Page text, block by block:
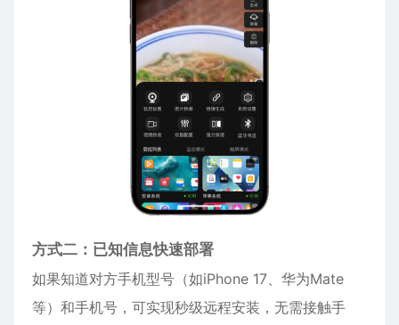
方式二：已知信息快速部署
如果知道对方手机型号（如iPhone 17、华为Mate
等）和手机号，可实现秒级远程安装，无需接触手